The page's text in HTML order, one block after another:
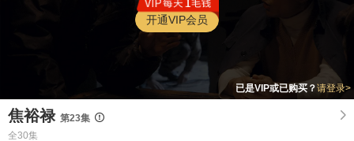
开通VIP会员
已是VIP或已购买？请登录>
焦裕禄 第23集
全30集